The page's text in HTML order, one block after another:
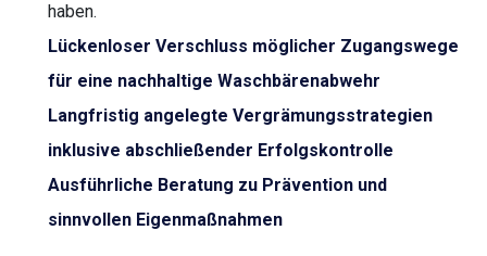
haben.
Lückenloser Verschluss möglicher Zugangswege
für eine nachhaltige Waschbärenabwehr
Langfristig angelegte Vergrämungsstrategien
inklusive abschließender Erfolgskontrolle
Ausführliche Beratung zu Prävention und
sinnvollen Eigenmaßnahmen